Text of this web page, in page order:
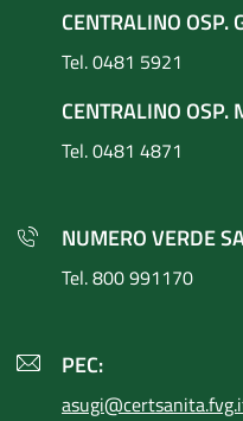
CENTRALINO OSP.
Tel. 0481 5921
CENTRALINO OSP.
Tel. 0481 4871
NUMERO VERDE
Tel. 800 991170
PEC: